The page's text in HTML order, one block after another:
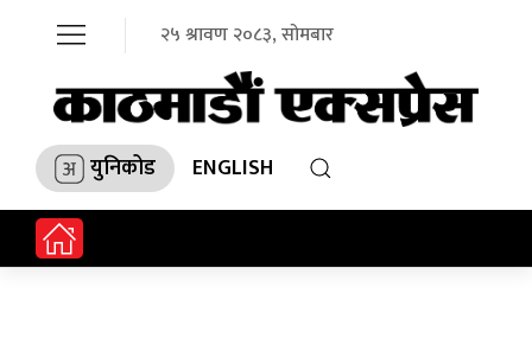
२५ श्रावण २०८३, सोमबार
युनिकोड ENGLISH